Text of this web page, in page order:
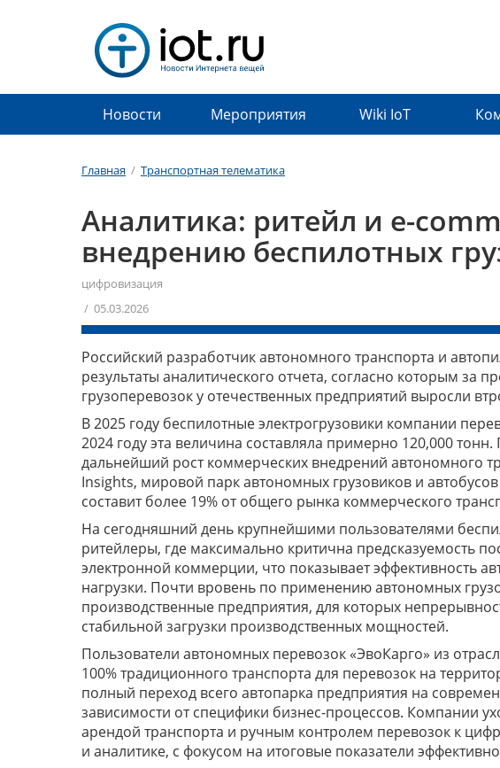
Новости Мероприятия Wiki IoT
Главная / Транспортная телематика
Аналитика: ритейл и e-
внедрению беспилотных
цифровизация
/ 05.03.2026
Российский разработчик автономного транспорта и
результаты аналитического отчета, согласно которым
грузоперевозок у отечественных предприятий выросли
В 2025 году беспилотные электрогрузовики компании
2024 году эта величина составляла примерно 120,000
дальнейший рост коммерческих внедрений автономного
Insights, мировой парк автономных грузовиков и
составит более 19% от общего рынка коммерческого
На сегодняшний день крупнейшими пользователями
ритейлеры, где максимально критична предсказуемость
электронной коммерции, что показывает эффективность
нагрузки. Почти вровень по применению автономных
производственные предприятия, для которых
стабильной загрузки производственных мощностей.
Пользователи автономных перевозок «ЭвоКарго» из
100% традиционного транспорта для перевозок на
полный переход всего автопарка предприятия на
зависимости от специфики бизнес-процессов. Компании
арендой транспорта и ручным контролем перевозок к
и аналитике, с фокусом на итоговые показатели